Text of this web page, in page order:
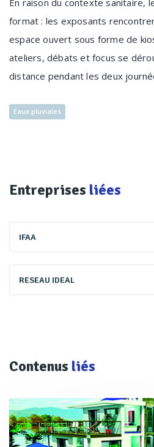
En raison du contexte sanitaire,
format : les exposants
espace ouvert sous forme de
ateliers, débats et focus se
distance pendant les deux
Eaux pluviales
Entreprises liées
IFAA
RESEAU IDEAL
Contenus liés